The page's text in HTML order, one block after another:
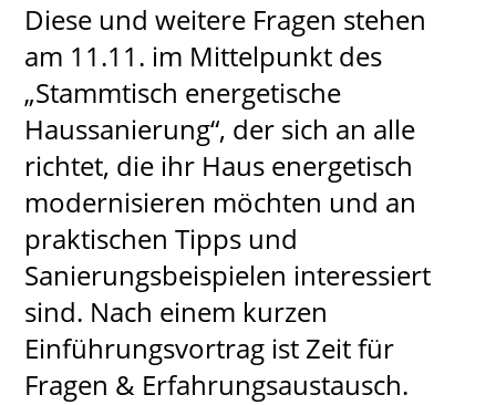
Diese und weitere Fragen stehen
am 11.11. im Mittelpunkt des
„Stammtisch energetische
Haussanierung“, der sich an alle
richtet, die ihr Haus energetisch
modernisieren möchten und an
praktischen Tipps und
Sanierungsbeispielen interessiert
sind. Nach einem kurzen
Einführungsvortrag ist Zeit für
Fragen & Erfahrungsaustausch.